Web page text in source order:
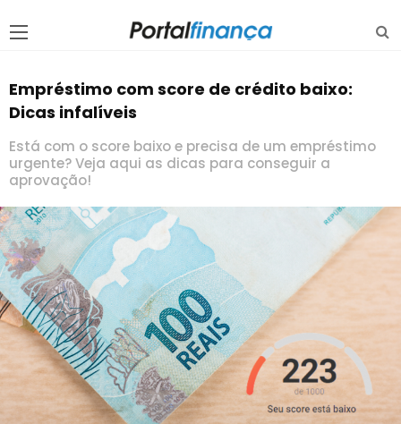
Empréstimo com score de crédito baixo:
Dicas infalíveis
Está com o score baixo e precisa de um empréstimo
urgente? Veja aqui as dicas para conseguir a
aprovação!